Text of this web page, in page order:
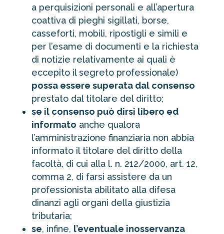
a perquisizioni personali e all’apertura
coattiva di pieghi sigillati, borse,
casseforti, mobili, ripostigli e simili e
per l’esame di documenti e la richiesta
di notizie relativamente ai quali è
eccepito il segreto professionale)
possa essere superata dal consenso
prestato dal titolare del diritto;
se il consenso può dirsi libero ed
informato anche qualora
l’amministrazione finanziaria non abbia
informato il titolare del diritto della
facoltà, di cui alla l. n. 212/2000, art. 12,
comma 2, di farsi assistere da un
professionista abilitato alla difesa
dinanzi agli organi della giustizia
tributaria;
se, infine, l’eventuale inosservanza